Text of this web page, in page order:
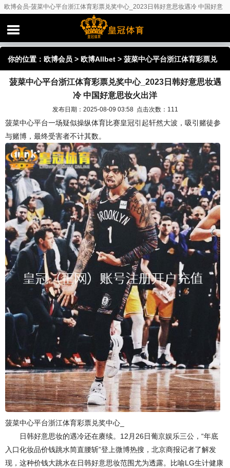
欧博会员-菠菜中心平台浙江体育彩票兑奖中心_2023日韩好意思妆遇冷 中国好意
你的位置： 欧博会员 > 欧博Allbet > 菠菜中心平台浙江体育彩票兑
奖中心_2023日韩好意思妆遇冷 中国好意思妆火出洋
菠菜中心平台浙江体育彩票兑奖中心_2023日韩好意思妆遇
冷 中国好意思妆火出洋
发布日期：2025-08-09 03:58 点击次数：111
菠菜中心平台一场疑似操纵体育比赛皇冠引起轩然大波，吸引赌徒参
与赌博，最终受害者不计其数。
菠菜中心平台浙江体育彩票兑奖中心_
日韩好意思妆的遇冷还在赓续。12月26日葡京娱乐三公，“年底
入口化妆品价钱跳水简直腰斩”登上微博热搜，北京商报记者了解发
现，这种价钱大跳水在日韩好意思妆范围尤为透露。比喻LG生计健康